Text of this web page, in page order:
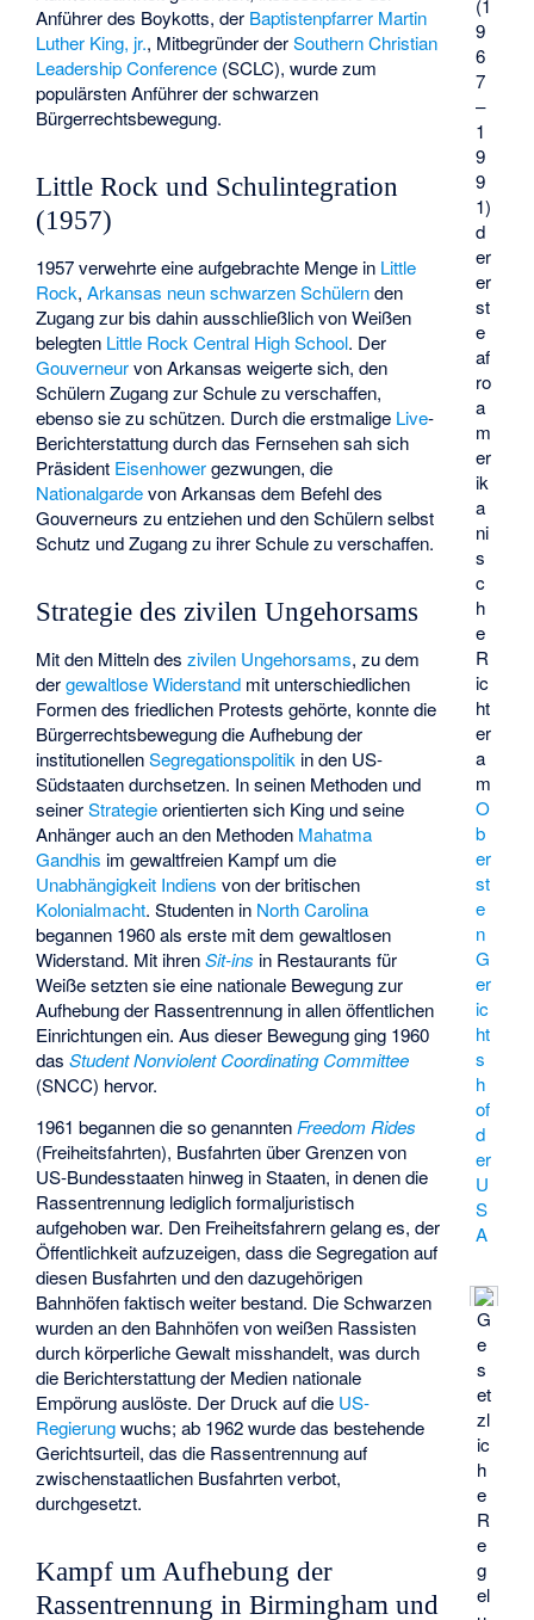
(1
9
6
7
–
1
9
9
1)
d
er
er
st
e
af
ro
a
m
er
ik
a
ni
s
c
h
e
R
ic
ht
er
a
m
O
b
er
st
e
n
G
er
ic
ht
s
h
of
d
er
U
S
A
Anführer des Boykotts, der Baptistenpfarrer Martin
Luther King, jr., Mitbegründer derSouthern Christian
Leadership Conference (SCLC), wurde zum
populärsten Anführer der schwarzen
Bürgerrechtsbewegung.
Little Rock und Schulintegration
(1957)
G
e
s
et
zl
ic
h
e
R
e
g
el
1957 verwehrte eine aufgebrachte Menge in Little
Rock,Arkansas neun schwarzen Schülernden
Zugang zur bis dahin ausschließlich von Weißen
belegten Little Rock Central High School. Der
Gouverneurvon Arkansas weigerte sich, den
Schülern Zugang zur Schule zu verschaffen,
ebenso sie zu schützen. Durch die erstmalige Live-
Berichterstattung durch das Fernsehen sah sich
Präsident Eisenhowergezwungen, die
Nationalgardevon Arkansas dem Befehl des
Gouverneurs zu entziehen und den Schülern selbst
Schutz und Zugang zu ihrer Schule zu verschaffen.
Strategie des zivilen Ungehorsams
Mit den Mitteln deszivilen Ungehorsams, zu dem
dergewaltlose Widerstand mit unterschiedlichen
Formen des friedlichen Protests gehörte, konnte die
Bürgerrechtsbewegung die Aufhebung der
institutionellenSegregationspolitik in den US-
Südstaaten durchsetzen. In seinen Methoden und
seinerStrategieorientierten sich King und seine
Anhänger auch an den Methoden Mahatma
Gandhis im gewaltfreien Kampf um die
Unabhängigkeit Indiens von der britischen
Kolonialmacht. Studenten in North Carolina
begannen 1960 als erste mit dem gewaltlosen
Widerstand. Mit ihrenSit-ins in Restaurants für
Weiße setzten sie eine nationale Bewegung zur
Aufhebung der Rassentrennung in allen öffentlichen
Einrichtungen ein. Aus dieser Bewegung ging 1960
dasStudent Nonviolent Coordinating Committee
(SNCC) hervor.
1961 begannen die so genannten Freedom Rides
(Freiheitsfahrten), Busfahrten über Grenzen von
US-Bundesstaaten hinweg in Staaten, in denen die
Rassentrennung lediglich formaljuristisch
aufgehoben war. Den Freiheitsfahrern gelang es, der
Öffentlichkeit aufzuzeigen, dass die Segregation auf
diesen Busfahrten und den dazugehörigen
Bahnhöfen faktisch weiter bestand. Die Schwarzen
wurden an den Bahnhöfen von weißen Rassisten
durch körperliche Gewalt misshandelt, was durch
die Berichterstattung der Medien nationale
Empörung auslöste. Der Druck auf die US-
Regierungwuchs; ab 1962 wurde das bestehende
Gerichtsurteil, das die Rassentrennung auf
zwischenstaatlichen Busfahrten verbot,
durchgesetzt.
Kampf um Aufhebung der
Rassentrennung in Birmingham und